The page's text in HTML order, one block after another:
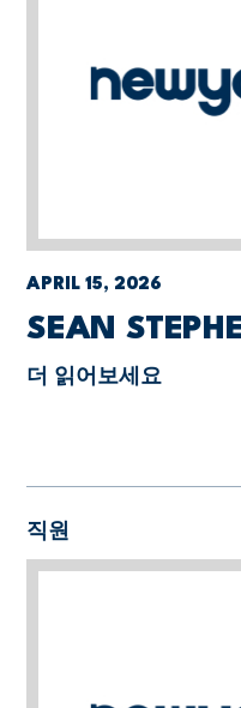
APRIL 15, 2026
SEAN
더 읽어보세요
직원